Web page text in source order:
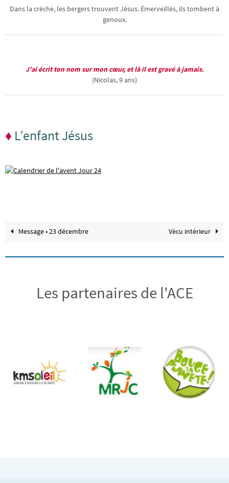
Dans la crèche, les bergers trouvent Jésus. Émerveillés, ils tombent à
genoux.
J’ai écrit ton nom sur mon cœur, et là il est gravé à jamais.
(Nicolas, 9 ans)
♦ L’enfant Jésus
Message • 23 décembre Vécu intérieur
Les partenaires de l'ACE